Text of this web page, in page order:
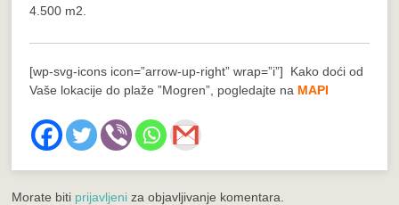
4.500 m2.
[wp-svg-icons icon=”arrow-up-right” wrap=”i”] Kako doći od
Vaše lokacije do plaže ”Mogren”, pogledajte na MAPI
Morate biti prijavljeni za objavljivanje komentara.